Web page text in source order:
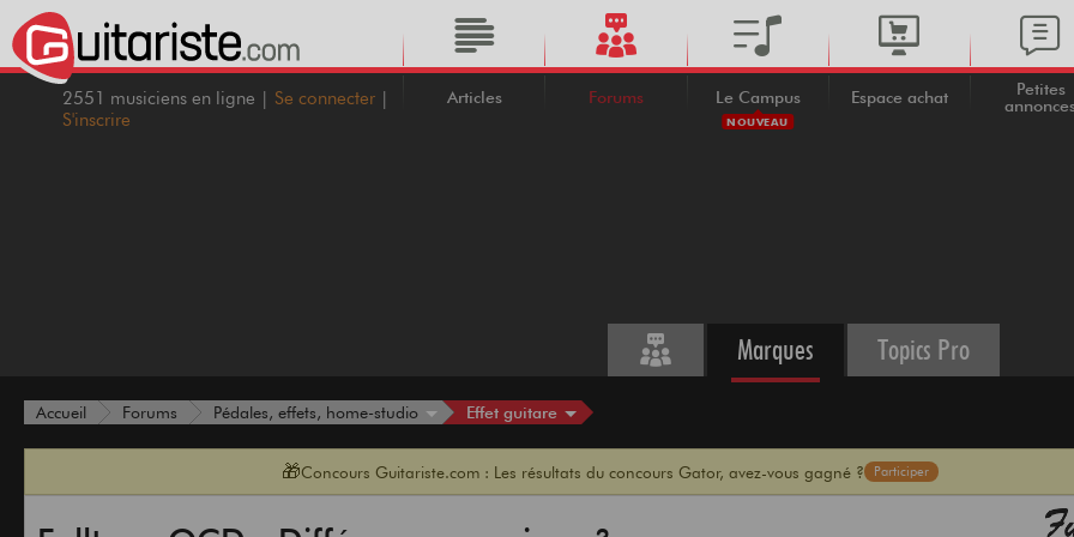
2551 musiciens en ligne | Se connecter |
S'inscrire
Articles Forums Le Campus
NOUVEAU
Espace achat
Petites
Marques Topics Pro
Accueil Forums Pédales, effets, home-studio Effet guitare
🎁Concours Guitariste.com : Les résultats du concours Gator, avez-vous gagné ? Participer